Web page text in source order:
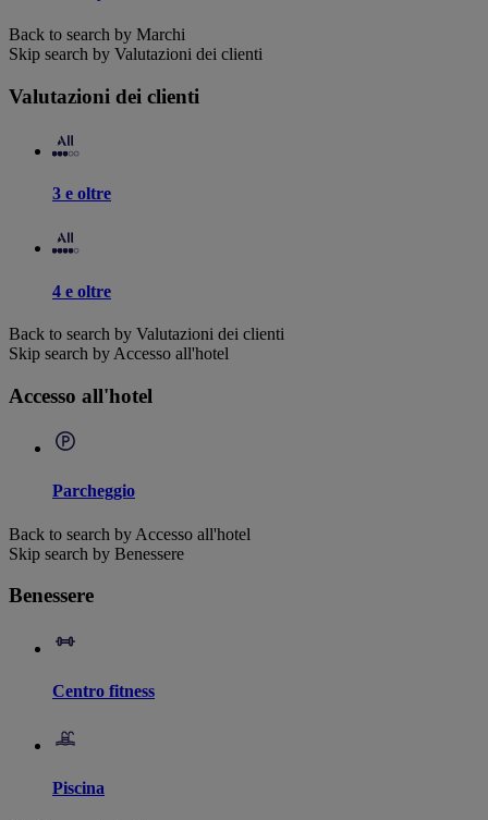
Back to search by Marchi
Skip search by Valutazioni dei clienti
Valutazioni dei clienti
3 e oltre
4 e oltre
Back to search by Valutazioni dei clienti
Skip search by Accesso all'hotel
Accesso all'hotel
Parcheggio
Back to search by Accesso all'hotel
Skip search by Benessere
Benessere
Centro fitness
Piscina